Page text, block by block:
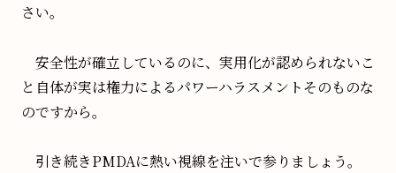
さい。
安全性が確立しているのに、実用化が認められないこ
と自体が実は権力によるパワーハラスメントそのものな
のですから。
引き続きPMDAに熱い視線を注いで参りましょう。